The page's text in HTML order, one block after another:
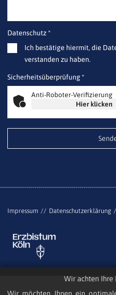
Wir achten Ihre
Datenschutz *
Ich bestätige hiermit, die
verstanden zu haben.
Sicherheitsüberprüfung *
Anti-Roboter-Verifizierung
Hier klicken
Impressum Datenschutzerklärung